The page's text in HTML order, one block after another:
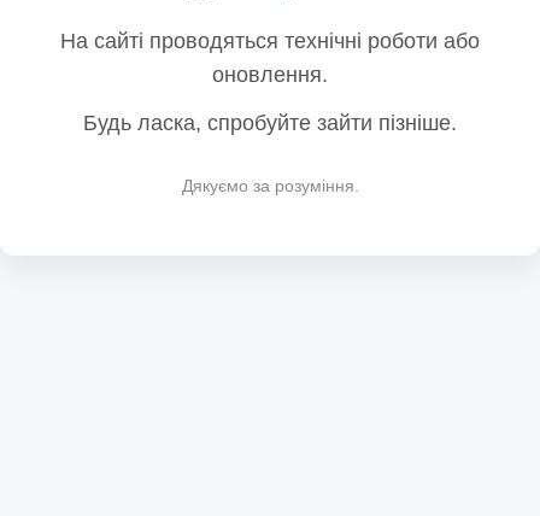
На сайті проводяться технічні роботи або
оновлення.
Будь ласка, спробуйте зайти пізніше.
Дякуємо за розуміння.